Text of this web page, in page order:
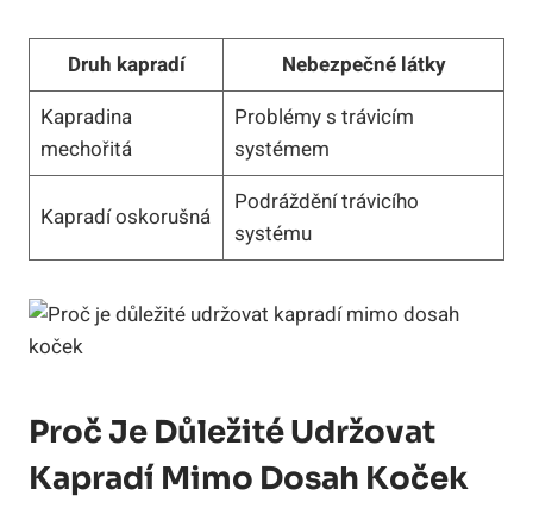
Druh kapradí
Nebezpečné látky
Kapradina
mechořitá
Problémy s trávicím
systémem
Kapradí oskorušná
Podráždění trávicího
systému
Proč Je Důležité Udržovat
Kapradí Mimo Dosah Koček